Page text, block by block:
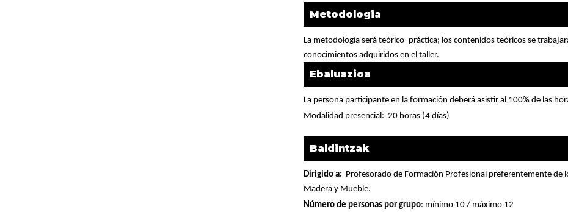
Metodologia
La metodología será teórico–práctica; los contenidos teóricos se
conocimientos adquiridos en el taller.
Ebaluazioa
La persona participante en la formación deberá asistir al 100% de las
Modalidad presencial: 20 horas (4 días)
Baldintzak
Dirigido a: Profesorado de Formación Profesional preferentemente de
Madera y Mueble.
Número de personas por grupo: mínimo 10 / máximo 12